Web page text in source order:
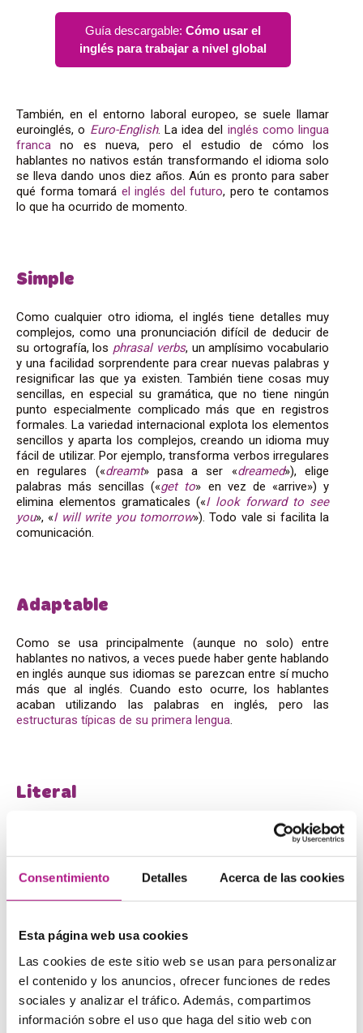
Consentimiento Detalles Acerca de las cookies
Esta página web usa cookies
Las cookies de este sitio web se usan para personalizar
el contenido y los anuncios, ofrecer funciones de redes
sociales y analizar el tráfico. Además, compartimos
información sobre el uso que haga del sitio web con
Guía descargable: Cómo usar el
inglés para trabajar a nivel global
También, en el entorno laboral europeo, se suele llamar
euroinglés, o Euro-English. La idea del inglés como lingua
franca no es nueva, pero el estudio de cómo los
hablantes no nativos están transformando el idioma solo
se lleva dando unos diez años. Aún es pronto para saber
qué forma tomará el inglés del futuro, pero te contamos
lo que ha ocurrido de momento.
Simple
Como cualquier otro idioma, el inglés tiene detalles muy
complejos, como una pronunciación difícil de deducir de
su ortografía, los phrasal verbs, un amplísimo vocabulario
y una facilidad sorprendente para crear nuevas palabras y
resignificar las que ya existen. También tiene cosas muy
sencillas, en especial su gramática, que no tiene ningún
punto especialmente complicado más que en registros
formales. La variedad internacional explota los elementos
sencillos y aparta los complejos, creando un idioma muy
fácil de utilizar. Por ejemplo, transforma verbos irregulares
en regulares («dreamt» pasa a ser «dreamed»), elige
palabras más sencillas («get to» en vez de «arrive») y
elimina elementos gramaticales («I look forward to see
you», «I will write you tomorrow»). Todo vale si facilita la
comunicación.
Adaptable
Como se usa principalmente (aunque no solo) entre
hablantes no nativos, a veces puede haber gente hablando
en inglés aunque sus idiomas se parezcan entre sí mucho
más que al inglés. Cuando esto ocurre, los hablantes
acaban utilizando las palabras en inglés, pero las
estructuras típicas de su primera lengua
Literal
Para facilitar la comprensión entre entornos culturales
distintos, el euroinglés tiende a ser muy descriptivo y
literal, huyendo de juegos de palabras, ambigüedades y
metáforas. Se opta muchas veces por expresiones que
Variable
De momento, es una variedad en constante cambio, que